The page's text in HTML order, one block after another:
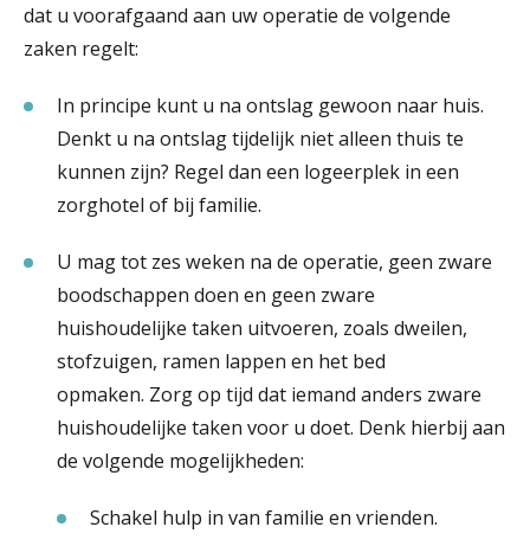
dat u voorafgaand aan uw operatie de volgende
zaken regelt:
In principe kunt u na ontslag gewoon naar huis.
Denkt u na ontslag tijdelijk niet alleen thuis te
kunnen zijn? Regel dan een logeerplek in een
zorghotel of bij familie.
U mag tot zes weken na de operatie, geen zware
boodschappen doen en geen zware
huishoudelijke taken uitvoeren, zoals dweilen,
stofzuigen, ramen lappen en het bed
opmaken. Zorg op tijd dat iemand anders zware
huishoudelijke taken voor u doet. Denk hierbij aan
de volgende mogelijkheden:
Schakel hulp in van familie en vrienden.